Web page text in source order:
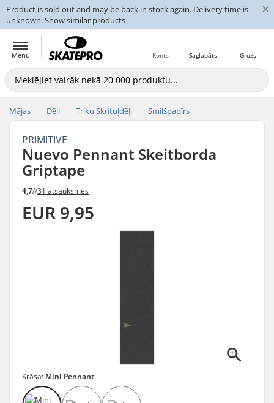
Product is sold out and may be back in stock again. Delivery time is
unknown.Show similar products
×
Menu Grozs
Saglabāts
Konts
Mājas Dēļi Triku Skrituļdēļi Smilšpapīrs
PRIMITIVE
Nuevo Pennant Skeitborda
Griptape
4,7//31 atsauksmes
EUR 9,95
Krāsa: Mini Pennant